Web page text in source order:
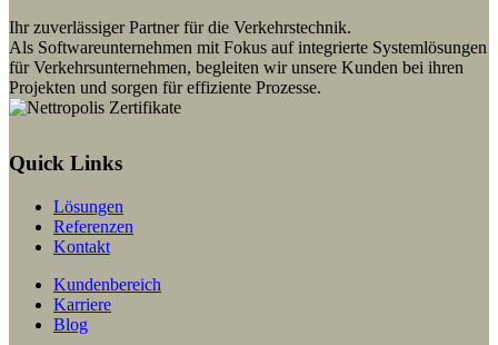
Ihr zuverlässiger Partner für die Verkehrstechnik.
Als Softwareunternehmen mit Fokus auf integrierte Systemlösungen
für Verkehrsunternehmen, begleiten wir unsere Kunden bei ihren
Projekten und sorgen für effiziente Prozesse.
Quick Links
Lösungen
Referenzen
Kontakt
Kundenbereich
Karriere
Blog